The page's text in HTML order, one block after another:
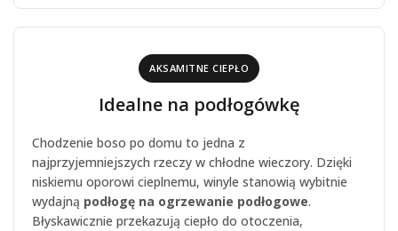
AKSAMITNE CIEPŁO
Idealne na podłogówkę
Chodzenie boso po domu to jedna z
najprzyjemniejszych rzeczy w chłodne wieczory. Dzięki
niskiemu oporowi cieplnemu, winyle stanowią wybitnie
wydajną podłogę na ogrzewanie podłogowe.
Błyskawicznie przekazują ciepło do otoczenia,